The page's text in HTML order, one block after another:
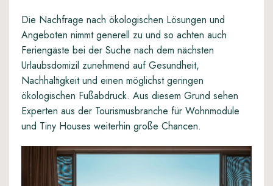
Die Nachfrage nach ökologischen Lösungen und
Angeboten nimmt generell zu und so achten auch
Feriengäste bei der Suche nach dem nächsten
Urlaubsdomizil zunehmend auf Gesundheit,
Nachhaltigkeit und einen möglichst geringen
ökologischen Fußabdruck. Aus diesem Grund sehen
Experten aus der Tourismusbranche für Wohnmodule
und Tiny Houses weiterhin große Chancen.